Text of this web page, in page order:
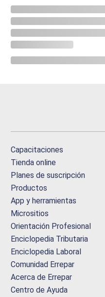
Capacitaciones
Tienda online
Planes de suscripción
Productos
App y herramientas
Micrositios
Orientación Profesional
Enciclopedia Tributaria
Enciclopedia Laboral
Comunidad Errepar
Acerca de Errepar
Centro de Ayuda